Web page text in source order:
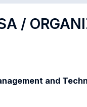
/
and